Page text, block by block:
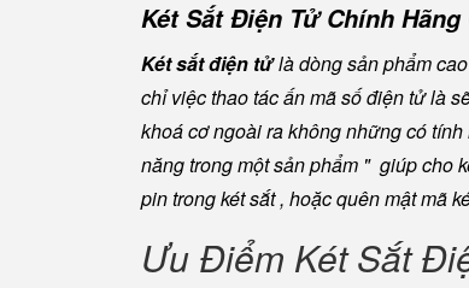
Két Sắt Điện Tử Chính Hãng
Két sắt điện tửlà dòng sản phẩm
chỉ việc thao tác ấn mã số điện tử là
khoá cơ ngoài ra không những có
năng trong một sản phẩm " giúp cho
pin trong két sắt , hoặc quên mật mã
Ưu Điểm Két Sắt